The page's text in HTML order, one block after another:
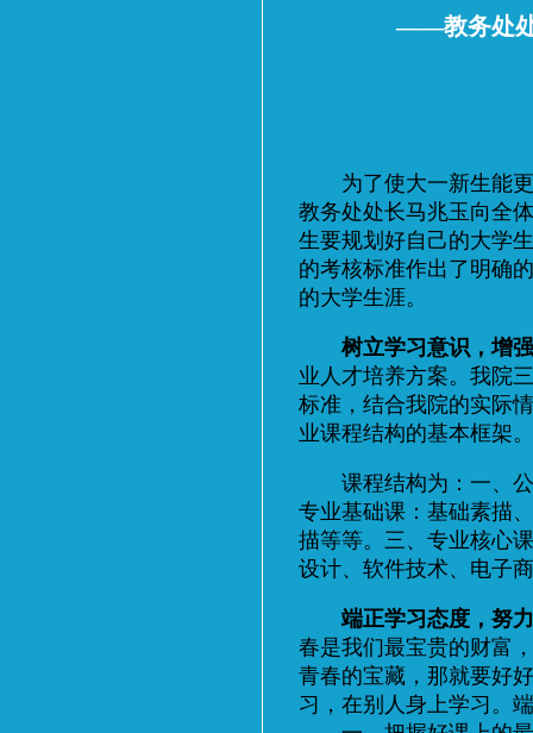
——教务处处
为了使大一新生能更
教务处处长马兆玉向全
生要规划好自己的大学
的考核标准作出了明确
的大学生涯。
树立学习意识，增
业人才培养方案。我院
标准，结合我院的实际
业课程结构的基本框架。
课程结构为：一、公
专业基础课：基础素描
描等等。三、专业核心
设计、软件技术、电子
端正学习态度，努
春是我们最宝贵的财富
青春的宝藏，那就要好
习，在别人身上学习。